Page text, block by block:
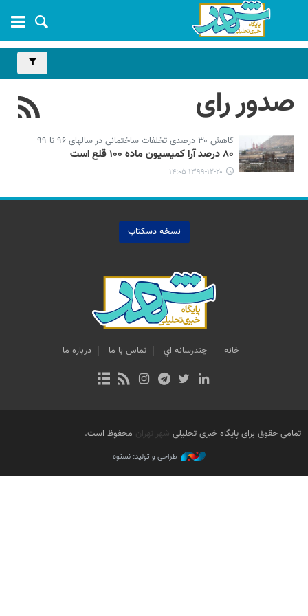
صدور رای
کاهش ۳۰ درصدی تخلفات ساختمانی در سالهای ۹۶ تا ۹۹
۸۰ درصد آرا کمیسیون ماده ۱۰۰ قلع است
۱۳۹۹-۱۲-۲۰ ۱۴:۰۵
نسخه دسکتاپ
خانه چندرسانه اي تماس با ما درباره ما
تمامی حقوق برای پایگاه خبری تحلیلی شهر تهران محفوظ است.
طراحی و تولید: نستوه